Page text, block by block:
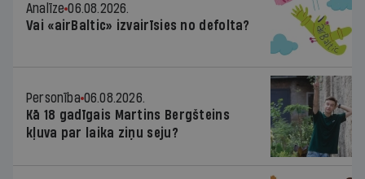
Analīze 06.08.2026.
Vai «airBaltic» izvairīsies no defolta?
Personība 06.08.2026.
Kā 18 gadīgais Martins Bergšteins
kļuva par laika ziņu seju?